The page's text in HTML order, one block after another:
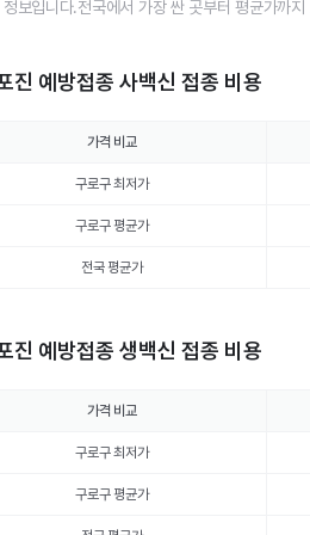
보입니다.전국에서 가장 싼 곳부터 평균가까
진 예방접종 사백신 접종 비용
가격 비교
구로구 최저가
구로구 평균가
전국 평균가
진 예방접종 생백신 접종 비용
가격 비교
구로구 최저가
구로구 평균가